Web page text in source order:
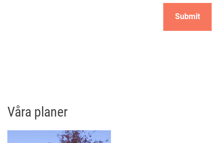
Våra planer